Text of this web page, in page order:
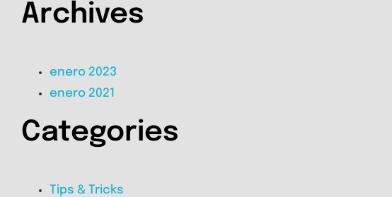
Archives
enero 2023
enero 2021
Categories
Tips & Tricks